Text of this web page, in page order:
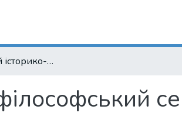
Могилянський історико-філософський семінар: матеріали засідань